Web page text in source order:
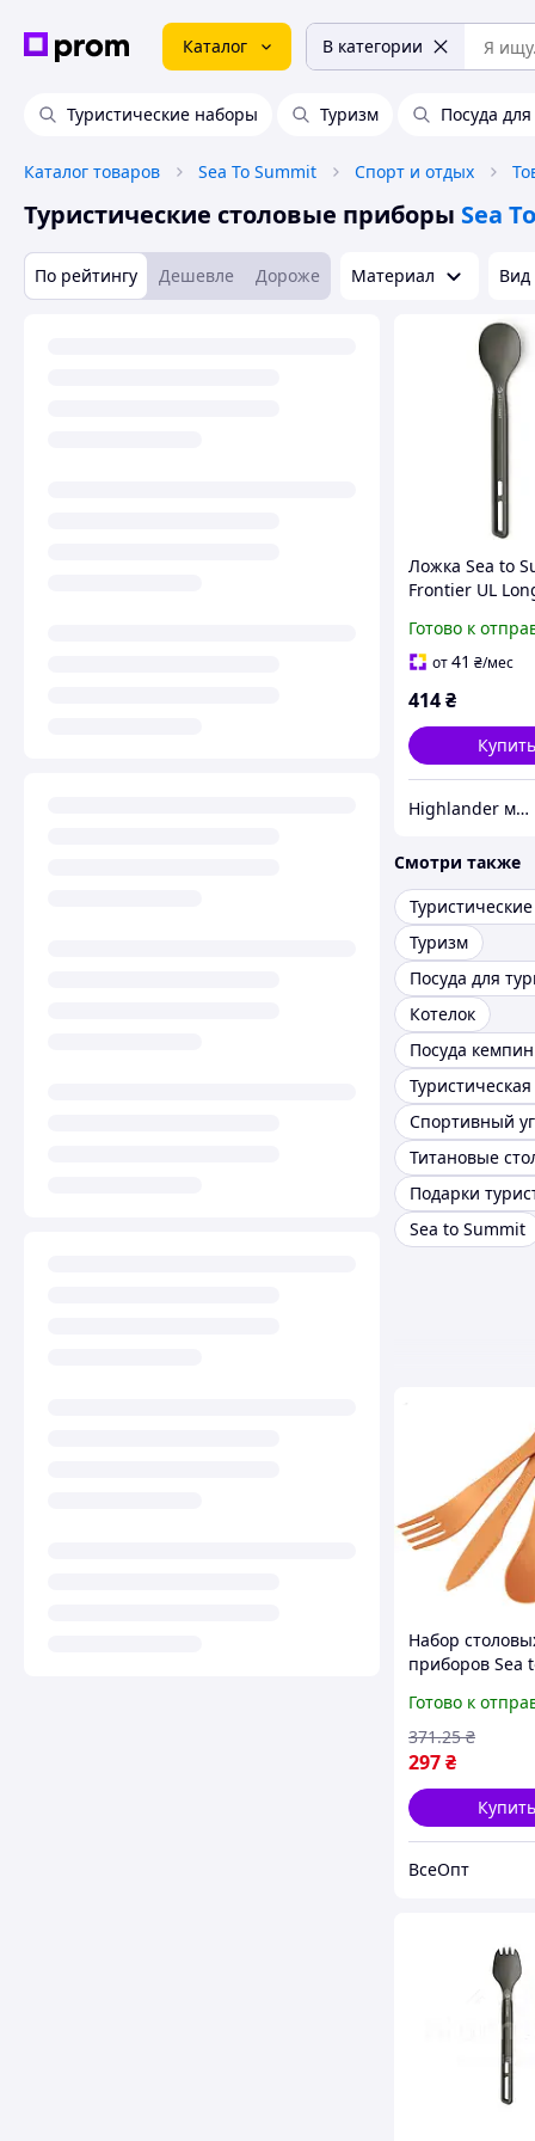
Каталог В категории
Туристические наборы Туризм Посуда
Каталог товаров Sea To Summit Спорт и отдых
Туристические столовые приборы Sea
По рейтингу Дешевле Дороже Материал Вид
Ложка Sea to
Frontier UL
Готово к
от41 ₴/мес
414₴
Highlander магазин
Смотри также
Туризм
Посуда для
Котелок
Посуда
Спортивный
Подарки
Sea to Summit
Набор
приборов Sea
Set, (ложка,
нож),
легкий,
Готово к
297₴
371.25 ₴
ВсеОпт